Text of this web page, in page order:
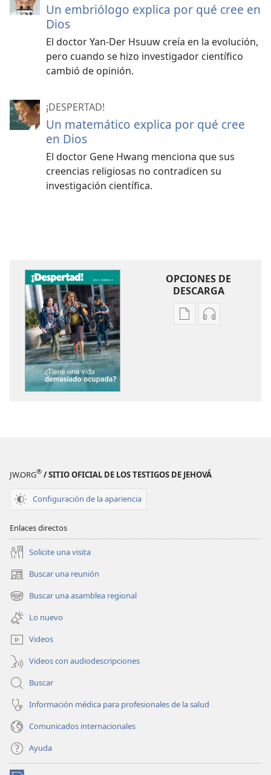
Un embriólogo explica por qué cree en
Dios
El doctor Yan-Der Hsuuw creía en la evolución,
pero cuando se hizo investigador científico
cambió de opinión.
¡DESPERTAD!
Un matemático explica por qué cree
en Dios
El doctor Gene Hwang menciona que sus
creencias religiosas no contradicen su
investigación científica.
OPCIONES DE
DESCARGA
OpcionesOpciones
JW.ORG® / SITIO OFICIAL DE LOS TESTIGOS DE JEHOVÁ
Configuración de la apariencia
Enlaces directos
Solicite una visita
Buscar una reunión
(abre
una
nueva
ventana)
Buscar una asamblea regional
(abre
una
nueva
ventana)
Lo nuevo
Videos
Videos con audiodescripciones
Buscar
Información médica para profesionales de la salud
Comunicados internacionales
Ayuda